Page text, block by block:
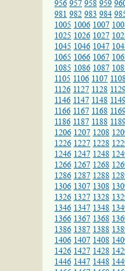
956 957 958 959
981 982 983 984
1005 1006 1007
1025 1026 1027
1045 1046 1047
1065 1066 1067
1085 1086 1087
1105 1106 1107
1126 1127 1128
1146 1147 1148
1166 1167 1168
1186 1187 1188
1206 1207 1208
1226 1227 1228
1246 1247 1248
1266 1267 1268
1286 1287 1288
1306 1307 1308
1326 1327 1328
1346 1347 1348
1366 1367 1368
1386 1387 1388
1406 1407 1408
1426 1427 1428
1446 1447 1448